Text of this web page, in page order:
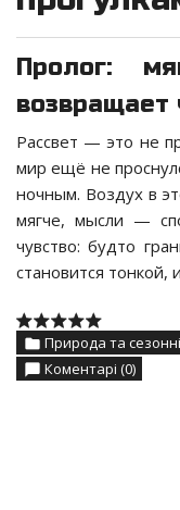
Пролог:
возвращает
Рассвет — это не
мир ещё не
ночным. Воздух в
мягче, мысли —
чувство: будто
становится тонкой,
Природа та
Коментарі (0)